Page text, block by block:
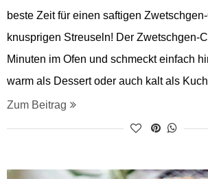
beste Zeit für einen saftigen
knusprigen Streuseln! Der Zwetschgen-
Minuten im Ofen und schmeckt einfach
warm als Dessert oder auch kalt als
Zum Beitrag